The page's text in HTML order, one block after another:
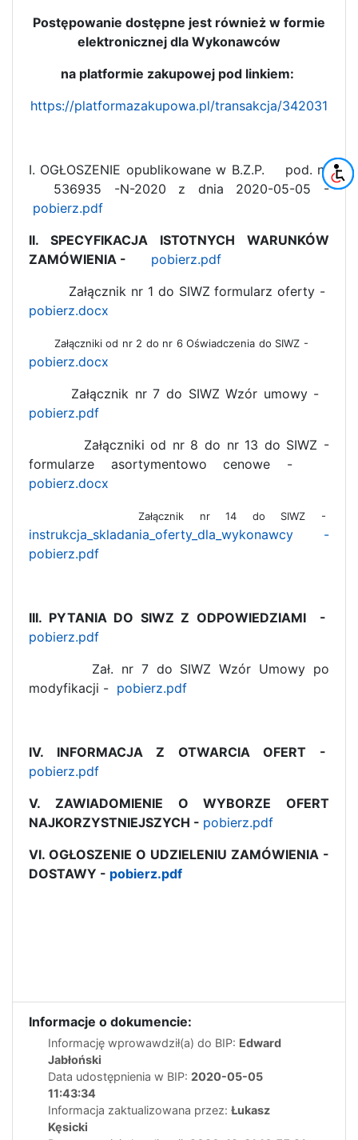
Postępowanie dostępne jest również w formie
elektronicznej dla Wykonawców
na platformie zakupowej pod linkiem:
https://platformazakupowa.pl/transakcja/342031
I. OGŁOSZENIE opublikowane w B.Z.P. pod. nr
536935 -N-2020 z dnia 2020-05-05 -
pobierz.pdf
II. SPECYFIKACJA ISTOTNYCH WARUNKÓW
ZAMÓWIENIA -
pobierz.pdf
Załącznik nr 1 do SIWZ formularz oferty -
pobierz.docx
Załączniki od nr 2 do nr 6 Oświadczenia do SIWZ -
pobierz.docx
Załącznik nr 7 do SIWZ Wzór umowy -
pobierz.pdf
Załączniki od nr 8 do nr 13 do SIWZ -
formularze asortymentowo cenowe -
pobierz.docx
Załącznik nr 14 do SIWZ -
instrukcja_skladania_oferty_dla_wykonawcy -
pobierz.pdf
III. PYTANIA DO SIWZ Z ODPOWIEDZIAMI -
pobierz.pdf
Zał. nr 7 do SIWZ Wzór Umowy po
modyfikacji - pobierz.pdf
IV. INFORMACJA Z OTWARCIA OFERT -
pobierz.pdf
V. ZAWIADOMIENIE O WYBORZE OFERT
NAJKORZYSTNIEJSZYCH - pobierz.pdf
VI. OGŁOSZENIE O UDZIELENIU ZAMÓWIENIA -
DOSTAWY - pobierz.pdf
Informacje o dokumencie:
Informację wprowawdził(a) do BIP: Edward
Jabłoński
Data udostępnienia w BIP: 2020-05-05
11:43:34
Informacja zaktualizowana przez: Łukasz
Kęsicki